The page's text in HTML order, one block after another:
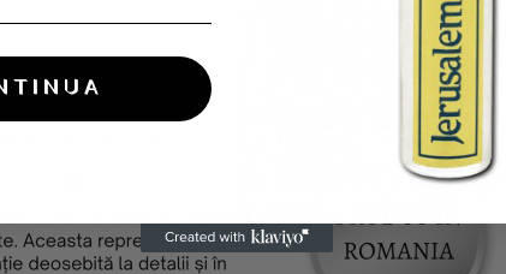
speciale care previn umezirea si deterioarea